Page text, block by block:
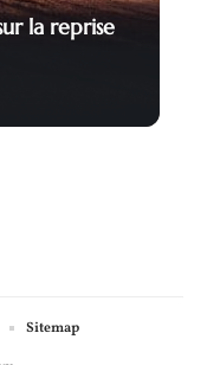
la reprise
Sitemap